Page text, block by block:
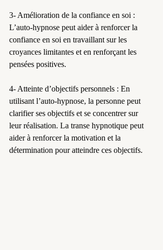
3- Amélioration de la confiance en soi :
L’auto-hypnose peut aider à renforcer la
confiance en soi en travaillant sur les
croyances limitantes et en renforçant les
pensées positives.
4- Atteinte d’objectifs personnels : En
utilisant l’auto-hypnose, la personne peut
clarifier ses objectifs et se concentrer sur
leur réalisation. La transe hypnotique peut
aider à renforcer la motivation et la
détermination pour atteindre ces objectifs.